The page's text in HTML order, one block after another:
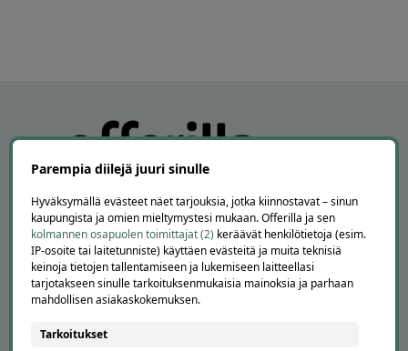
APUA JA NEUVOJA
Peruuta tilaus
Asiakaspalvelu
Parempia diilejä juuri sinulle
Hyväksymällä evästeet näet tarjouksia, jotka kiinnostavat – sinun
kaupungista ja omien mieltymystesi mukaan. Offerilla ja sen
kolmannen osapuolen toimittajat (2) keräävät henkilötietoja (esim.
IP-osoite tai laitetunniste) käyttäen evästeitä ja muita teknisiä
keinoja tietojen tallentamiseen ja lukemiseen laitteellasi
tarjotakseen sinulle tarkoituksenmukaisia mainoksia ja parhaan
mahdollisen asiakaskokemuksen.
Tarkoitukset